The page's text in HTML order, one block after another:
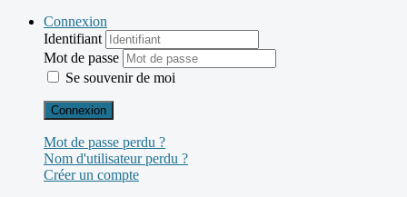
Connexion
Identifiant
Mot de passe
Se souvenir de moi
Connexion
Mot de passe perdu ?
Nom d'utilisateur perdu ?
Créer un compte